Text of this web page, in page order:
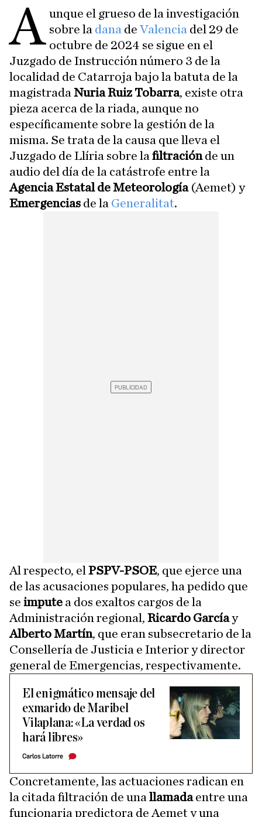
A unque el grueso de la investigación
sobre la dana deValencia del 29 de
octubre de 2024 se sigue en el
Juzgado de Instrucción número 3 de la
localidad de Catarroja bajo la batuta de la
magistrada Nuria Ruiz Tobarra, existe otra
pieza acerca de la riada, aunque no
específicamente sobre la gestión de la
misma. Se trata de la causa que lleva el
Juzgado de Llíria sobre la filtraciónde un
audio del día de la catástrofe entre la
Agencia Estatal de Meteorología(Aemet) y
Emergencias de la Generalitat.
Al respecto, el PSPV-PSOE, que ejerce una
de las acusaciones populares, ha pedido que
se impute a dos exaltos cargos de la
Administración regional, Ricardo Garcíay
Alberto Martín, que eran subsecretario de la
Consellería de Justicia e Interior y director
general de Emergencias, respectivamente.
El enigmático mensaje del
exmarido de Maribel
Vilaplana: «La verdad os
hará libres»
Carlos Latorre
Concretamente, las actuaciones radican en
la citada filtración de una llamadaentre una
funcionaria predictora de Aemet y una